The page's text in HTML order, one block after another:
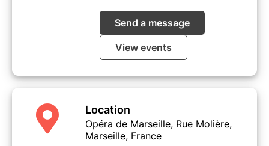
Send a message
View events
Location
Opéra de Marseille, Rue Molière,
Marseille, France